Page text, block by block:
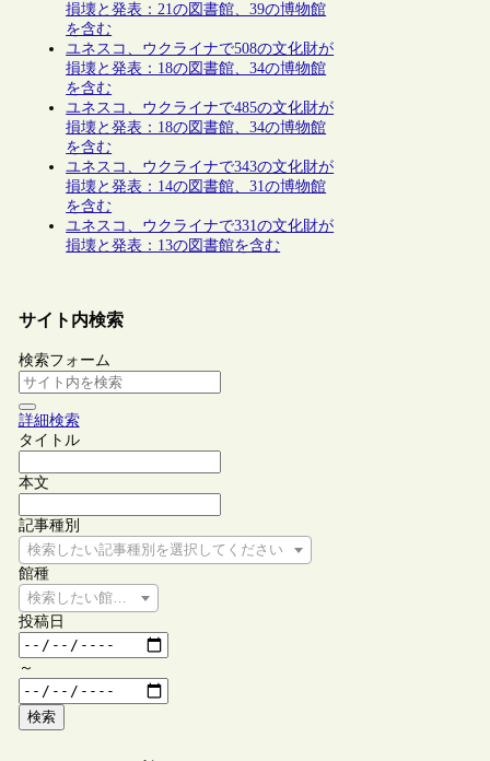
損壊と発表：21の図書館、39の博物館
を含む
ユネスコ、ウクライナで508の文化財が
損壊と発表：18の図書館、34の博物館
を含む
ユネスコ、ウクライナで485の文化財が
損壊と発表：18の図書館、34の博物館
を含む
ユネスコ、ウクライナで343の文化財が
損壊と発表：14の図書館、31の博物館
を含む
ユネスコ、ウクライナで331の文化財が
損壊と発表：13の図書館を含む
サイト内検索
検索フォーム
詳細検索
タイトル
本文
記事種別
検索したい記事種別を選択してください
館種
検索したい館種を選択してください
投稿日
～
検索